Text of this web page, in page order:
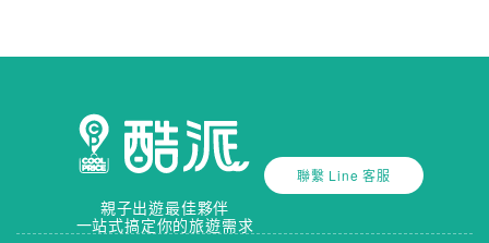
親子出遊最佳夥伴
一站式搞定你的旅遊需求
聯繫 Line 客服